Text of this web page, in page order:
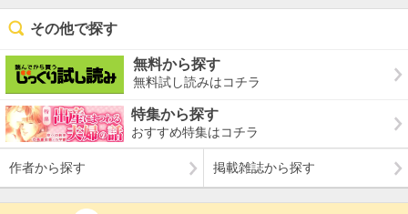
その他で探す
無料から探す
無料試し読みはコチラ
特集から探す
おすすめ特集はコチラ
作者から探す 掲載雑誌から探す